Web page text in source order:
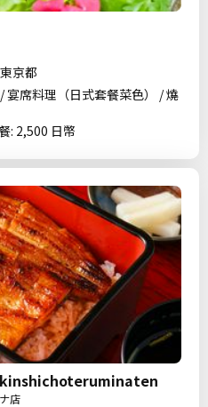
京都
宴席料理（日式套餐菜色） / 燒
: 2,500 日幣
店